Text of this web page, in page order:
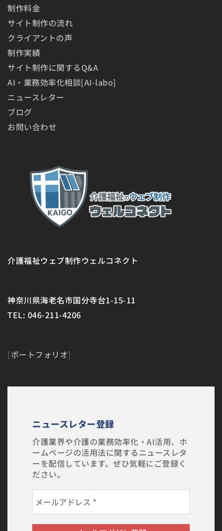
制作料金
サイト制作の流れ
クライアントの声
制作実績
サイト制作に関するQ&A
AI・業務効率化相談[AI-labo]
ニュースレター
ブログ
お問い合わせ
介護福祉ウェブ制作ウェルコネクト
神奈川県海老名市国分寺台1-15-11
TEL: 046-211-4206
[ポートフォリオ]
ニュースレター登録
介護業界や介護の業務効率化・AI活用、ホ
ームページの活用法に関するニュースレタ
ーを配信しています。ぜひ気軽にご登録く
ださい。